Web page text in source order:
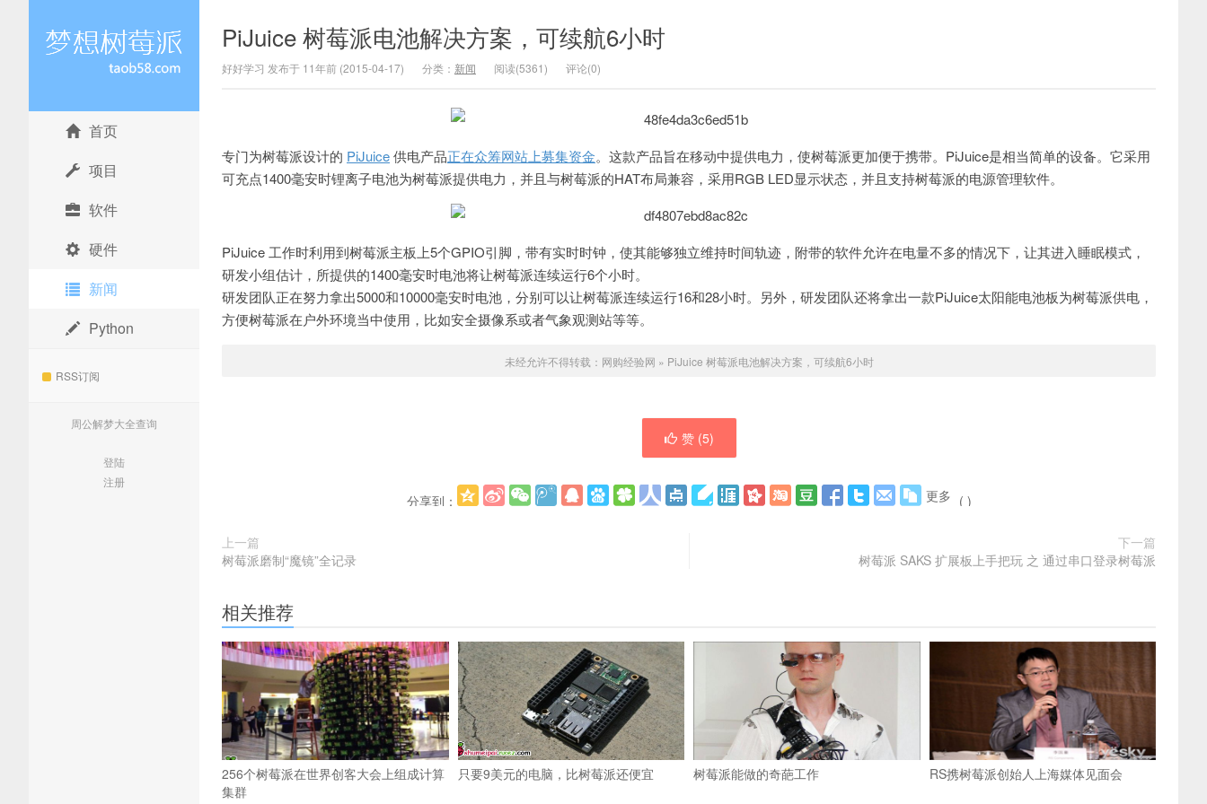
网购经验网 首页
项目
软件
硬件
新闻
Python
RSS订阅
周公解梦大全查询
登陆
注册
PiJuice 树莓派电池解决方案，可续航6小时
好好学习 发布于 11年前 (2015-04-17) 分类： 新闻 阅读(5361) 评论(0)
专门为树莓派设计的 PiJuice供电产品正在众筹网站上募集资金。这款产品旨在移动中提供电力，使树莓派更加便于携带。PiJuice是相当简单的设备。它采用
可充点1400毫安时锂离子电池为树莓派提供电力，并且与树莓派的HAT布局兼容，采用RGB LED显示状态，并且支持树莓派的电源管理软件。
PiJuice 工作时利用到树莓派主板上5个GPIO引脚，带有实时时钟，使其能够独立维持时间轨迹，附带的软件允许在电量不多的情况下，让其进入睡眠模式，
研发小组估计，所提供的1400毫安时电池将让树莓派连续运行6个小时。
研发团队正在努力拿出5000和10000毫安时电池，分别可以让树莓派连续运行16和28小时。另外，研发团队还将拿出一款PiJuice太阳能电池板为树莓派供电，
方便树莓派在户外环境当中使用，比如安全摄像系或者气象观测站等等。
未经允许不得转载： 网购经验网 » PiJuice 树莓派电池解决方案，可续航6小时
赞 (5)
分享到： 更多 ( )
上一篇
树莓派磨制“魔镜”全记录
下一篇
树莓派 SAKS 扩展板上手把玩 之 通过串口登录树莓派
相关推荐
256个树莓派在世界创客大会上组成计算
集群
只要9美元的电脑，比树莓派还便宜 树莓派能做的奇葩工作 RS携树莓派创始人上海媒体见面会